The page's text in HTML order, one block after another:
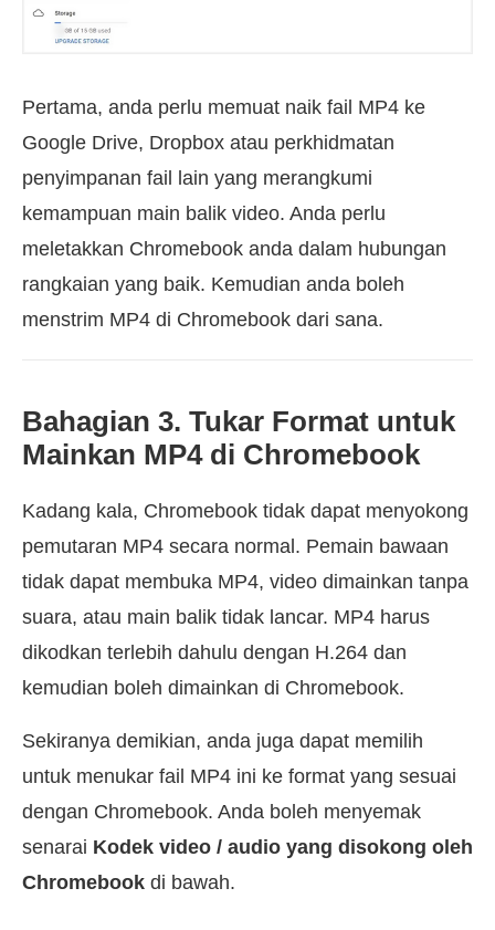
Pertama, anda perlu memuat naik fail MP4 ke
Google Drive, Dropbox atau perkhidmatan
penyimpanan fail lain yang merangkumi
kemampuan main balik video. Anda perlu
meletakkan Chromebook anda dalam hubungan
rangkaian yang baik. Kemudian anda boleh
menstrim MP4 di Chromebook dari sana.
Bahagian 3. Tukar Format untuk
Mainkan MP4 di Chromebook
Kadang kala, Chromebook tidak dapat menyokong
pemutaran MP4 secara normal. Pemain bawaan
tidak dapat membuka MP4, video dimainkan tanpa
suara, atau main balik tidak lancar. MP4 harus
dikodkan terlebih dahulu dengan H.264 dan
kemudian boleh dimainkan di Chromebook.
Sekiranya demikian, anda juga dapat memilih
untuk menukar fail MP4 ini ke format yang sesuai
dengan Chromebook. Anda boleh menyemak
senarai Kodek video / audio yang disokong oleh
Chromebook di bawah.